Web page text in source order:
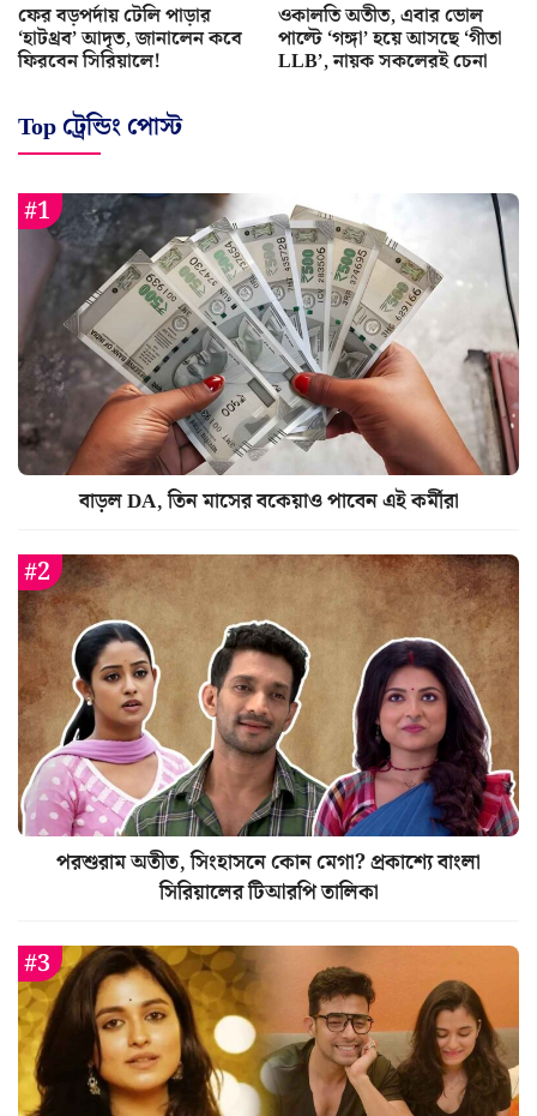
ফের বড়পর্দায় টেলি পাড়ার
‘হাটথ্রব’ আদৃত, জানালেন কবে
ফিরবেন সিরিয়ালে!
ওকালতি অতীত, এবার ভোল
পাল্টে ‘গঙ্গা’ হয়ে আসছে ‘গীতা
LLB’, নায়ক সকলেরই চেনা
Top ট্রেন্ডিং পোস্ট
বাড়ল DA, তিন মাসের বকেয়াও পাবেন এই কর্মীরা
পরশুরাম অতীত, সিংহাসনে কোন মেগা? প্রকাশ্যে বাংলা
সিরিয়ালের টিআরপি তালিকা